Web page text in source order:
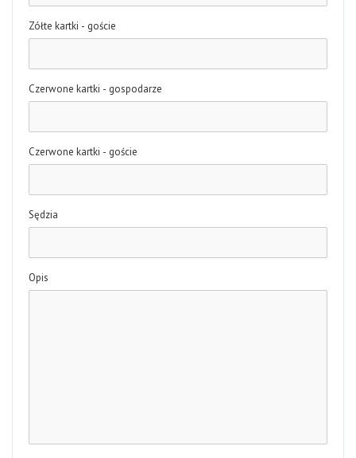
Zółte kartki - goście
Czerwone kartki - gospodarze
Czerwone kartki - goście
Sędzia
Opis